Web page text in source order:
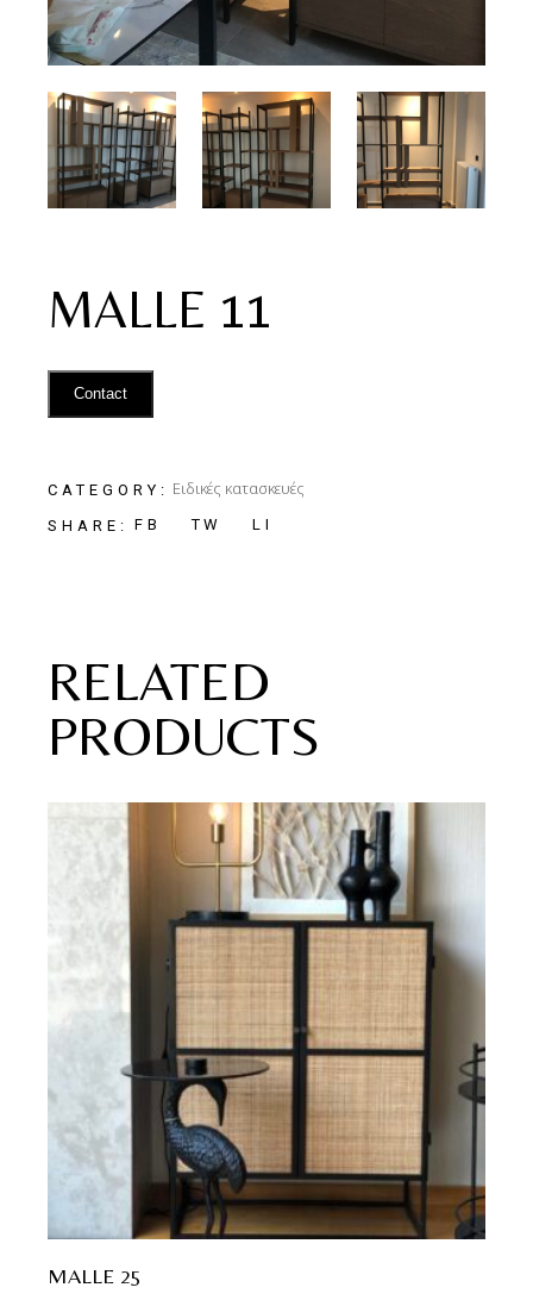
MALLE 11
Contact
CATEGORY: Ειδικές κατασκευές
SHARE: FB TW LI
RELATED
PRODUCTS
MALLE 25